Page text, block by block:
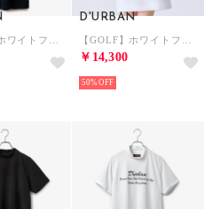
D'URBAN
￥14,300
50%